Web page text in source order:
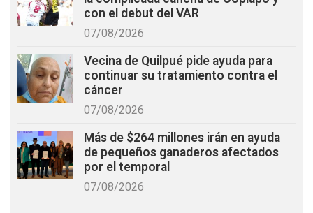
con el debut del VAR
07/08/2026
Vecina de Quilpué pide ayuda para
continuar su tratamiento contra el
cáncer
07/08/2026
Más de $264 millones irán en ayuda
de pequeños ganaderos afectados
por el temporal
07/08/2026